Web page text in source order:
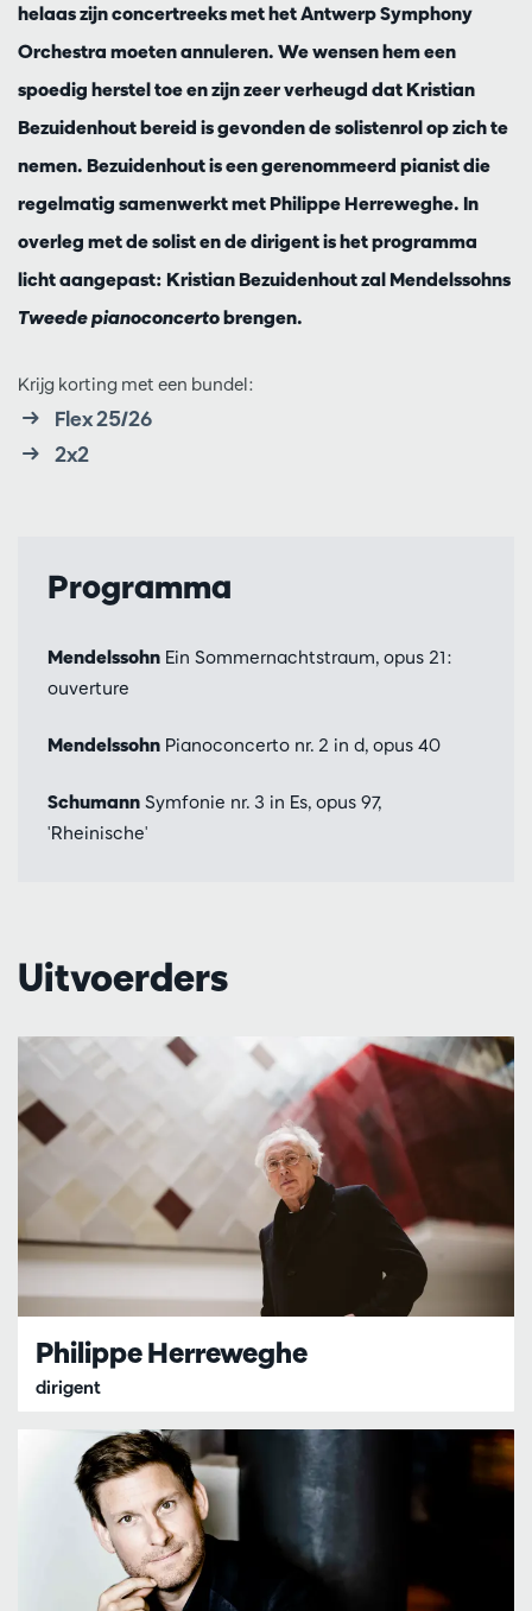
helaas zijn concertreeks met het Antwerp Symphony
Orchestra moeten annuleren. We wensen hem een
spoedig herstel toe en zijn zeer verheugd dat Kristian
Bezuidenhout bereid is gevonden de solistenrol op zich te
nemen. Bezuidenhout is een gerenommeerd pianist die
regelmatig samenwerkt met Philippe Herreweghe. In
overleg met de solist en de dirigent is het programma
licht aangepast: Kristian Bezuidenhout zal Mendelssohns
Tweede pianoconcerto brengen.
Krijg korting met een bundel:
Flex 25/26
2x2
Programma
Mendelssohn Ein Sommernachtstraum, opus 21:
ouverture
Mendelssohn Pianoconcerto nr. 2 in d, opus 40
Schumann Symfonie nr. 3 in Es, opus 97,
'Rheinische'
Uitvoerders
Philippe Herreweghe
dirigent